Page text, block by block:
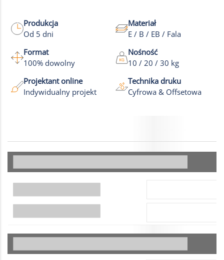
Produkcja
Od 5 dni
Materiał
E / B / EB / Fala
Format
100% dowolny
Nośność
10 / 20 / 30 kg
Projektant online
Indywidualny projekt
Technika druku
Cyfrowa & Offsetowa